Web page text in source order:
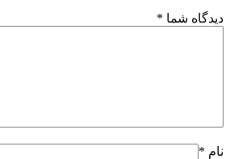
دیدگاه شما *
نام *